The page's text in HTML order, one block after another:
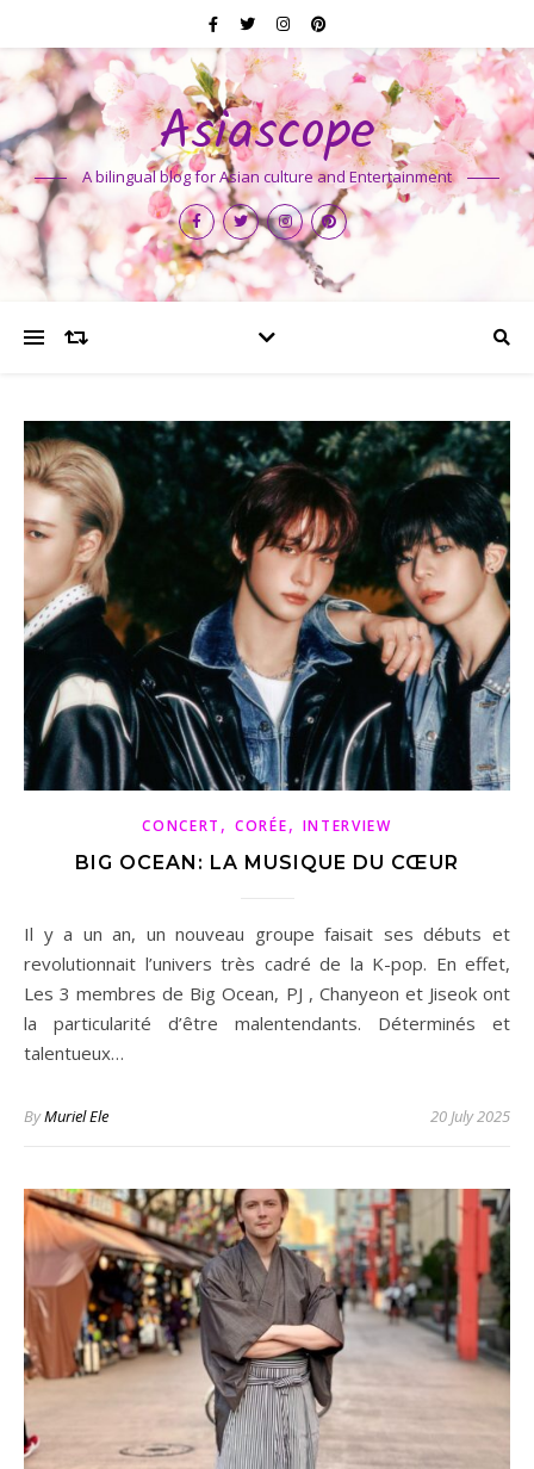
Asiascope
A bilingual blog for Asian culture and Entertainment
CONCERT ,CORÉE, INTERVIEW
BIG OCEAN: LA MUSIQUE DU CŒUR
Il y a un an, un nouveau groupe faisait ses débuts et
revolutionnait l’univers très cadré de la K-pop. En effet,
Les 3 membres de Big Ocean, PJ , Chanyeon et Jiseok ont
la particularité d’être malentendants. Déterminés et
talentueux…
ByMuriel Ele 20 July 2025